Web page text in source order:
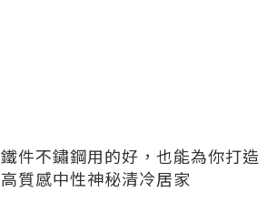
鐵件不鏽鋼用的好，也能為你打造
高質感中性神秘清冷居家